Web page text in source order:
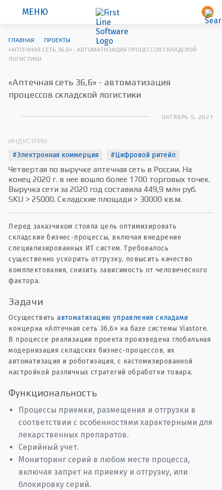
МЕНЮ
ГЛАВНАЯ
ПРОЕКТЫ
«АПТЕЧНАЯ СЕТЬ 36,6» - АВТОМАТИЗАЦИЯ ПРОЦЕССОВ СКЛАДСКОЙ
ЛОГИСТИКИ
«Аптечная сеть 36,6» - автоматизация
процессов складской логистики
ОКТЯБРЬ 5, 2021
ИНДУСТРИИ
#Электронная коммерция #Цифровой ритейл
Четвертая по выручке аптечная сеть в России. На
конец 2020 г. в нее вошло более 1700 торговых точек.
Выручка сети за 2020 год составила 449,9 млн руб.
SKU > 25000. Складские площади > 30000 кв.м.
Перед заказчиком стояла цель оптимизировать
складские бизнес-процессы, включая внедрение
специализированных ИТ систем. Требовалось
существенно ускорить отгрузку, повысить качество
комплектования, снизить зависимость от человеческого
фактора.
Задачи
Осуществитьавтоматизацию управления складами
концерна «Аптечная сеть 36,6» на базе системы Viastore.
В процессе реализации проекта произведена глобальная
модернизация складских бизнес-процессов, их
автоматизация и роботизация, с кастомизированной
настройкой различных стратегий обработки товара.
Функциональность
Процессы приемки, размещения и отгрузки в
соответствии с особенностями характерными для
лекарственных препаратов.
Серийный учет.
Мониторинг серий в любом месте процесса,
включая запрет на приемку и отгрузку, или
блокировку серий.